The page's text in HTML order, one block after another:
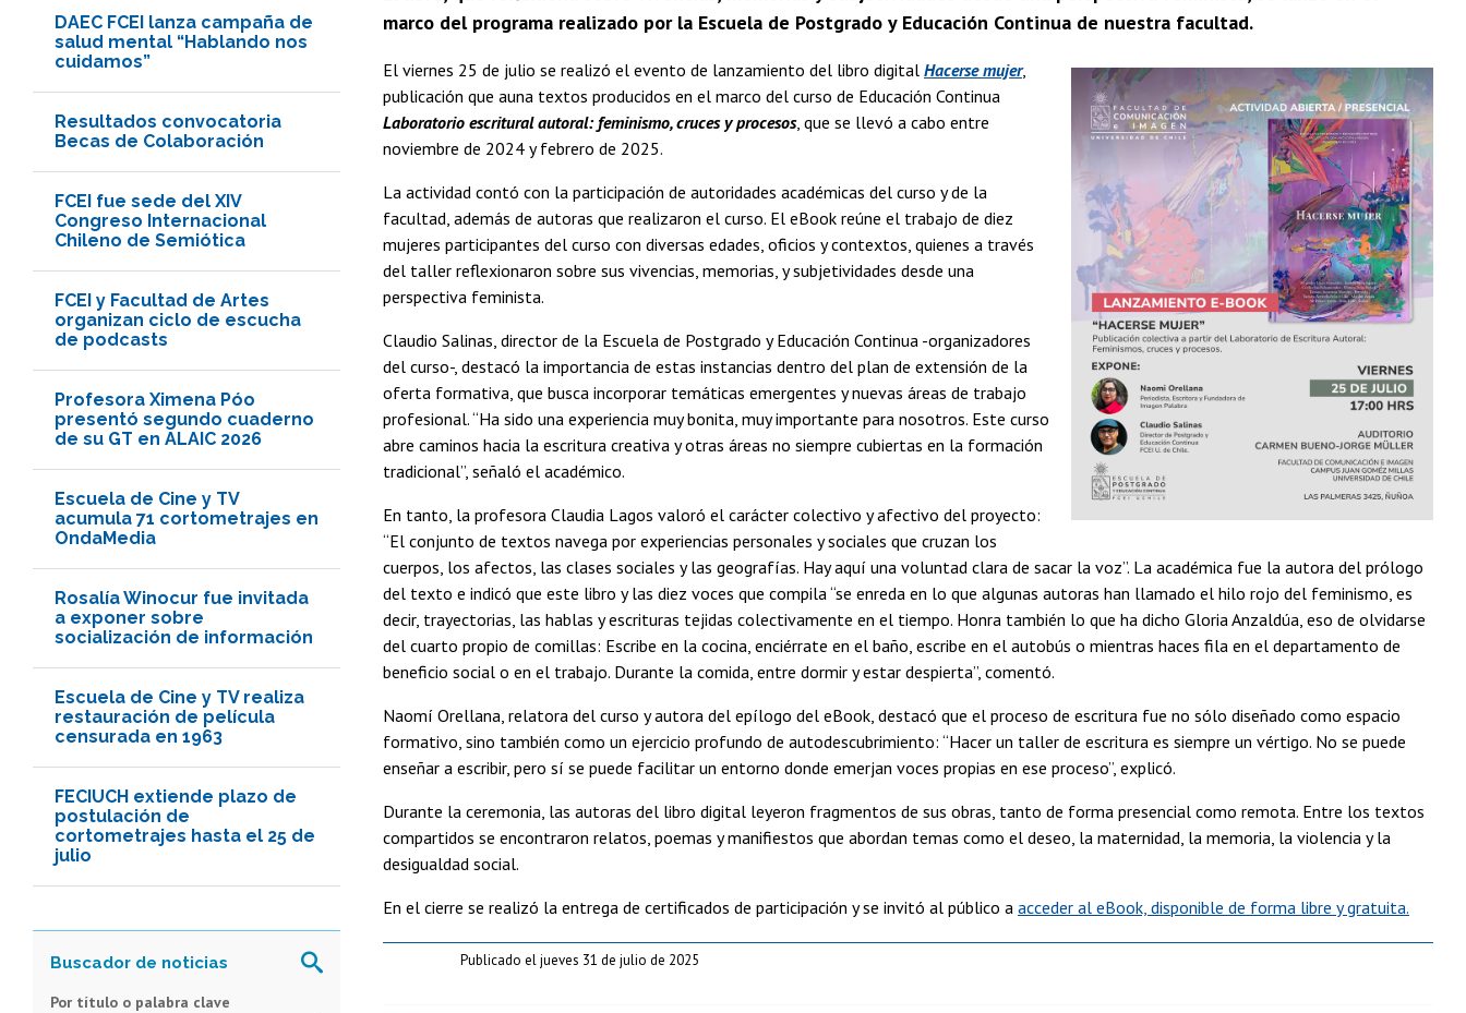
DAEC FCEI lanza campaña de
salud mental “Hablando nos
cuidamos”
Resultados convocatoria
Becas de Colaboración
FCEI fue sede del XIV
Congreso Internacional
Chileno de Semiótica
FCEI y Facultad de Artes
organizan ciclo de escucha
de podcasts
Profesora Ximena Póo
presentó segundo cuaderno
de su GT en ALAIC 2026
Escuela de Cine y TV
acumula 71 cortometrajes en
OndaMedia
Rosalía Winocur fue invitada
a exponer sobre
socialización de información
Escuela de Cine y TV realiza
restauración de película
censurada en 1963
FECIUCH extiende plazo de
postulación de
cortometrajes hasta el 25 de
julio
marco del programa realizado por la Escuela de Postgrado y Educación Continua de nuestra facultad.
El viernes 25 de julio se realizó el evento de lanzamiento del libro digital Hacerse mujer,
publicación que auna textos producidos en el marco del curso de Educación Continua
Laboratorio escritural autoral: feminismo, cruces y procesos, que se llevó a cabo entre
noviembre de 2024 y febrero de 2025.
La actividad contó con la participación de autoridades académicas del curso y de la
facultad, además de autoras que realizaron el curso. El eBook reúne el trabajo de diez
mujeres participantes del curso con diversas edades, oficios y contextos, quienes a través
del taller reflexionaron sobre sus vivencias, memorias, y subjetividades desde una
perspectiva feminista.
Claudio Salinas, director de la Escuela de Postgrado y Educación Continua -organizadores
del curso-, destacó la importancia de estas instancias dentro del plan de extensión de la
oferta formativa, que busca incorporar temáticas emergentes y nuevas áreas de trabajo
profesional. “Ha sido una experiencia muy bonita, muy importante para nosotros. Este curso
abre caminos hacia la escritura creativa y otras áreas no siempre cubiertas en la formación
tradicional”, señaló el académico.
En tanto, la profesora Claudia Lagos valoró el carácter colectivo y afectivo del proyecto:
“El conjunto de textos navega por experiencias personales y sociales que cruzan los
cuerpos, los afectos, las clases sociales y las geografías. Hay aquí una voluntad clara de sacar la voz”. La académica fue la autora del prólogo
del texto e indicó que este libro y las diez voces que compila “se enreda en lo que algunas autoras han llamado el hilo rojo del feminismo, es
decir, trayectorias, las hablas y escrituras tejidas colectivamente en el tiempo. Honra también lo que ha dicho Gloria Anzaldúa, eso de olvidarse
del cuarto propio de comillas: Escribe en la cocina, enciérrate en el baño, escribe en el autobús o mientras haces fila en el departamento de
beneficio social o en el trabajo. Durante la comida, entre dormir y estar despierta”, comentó.
Naomí Orellana, relatora del curso y autora del epílogo del eBook, destacó que el proceso de escritura fue no sólo diseñado como espacio
formativo, sino también como un ejercicio profundo de autodescubrimiento: “Hacer un taller de escritura es siempre un vértigo. No se puede
enseñar a escribir, pero sí se puede facilitar un entorno donde emerjan voces propias en ese proceso”, explicó.
Durante la ceremonia, las autoras del libro digital leyeron fragmentos de sus obras, tanto de forma presencial como remota. Entre los textos
compartidos se encontraron relatos, poemas y manifiestos que abordan temas como el deseo, la maternidad, la memoria, la violencia y la
desigualdad social.
En el cierre se realizó la entrega de certificados de participación y se invitó al público a acceder al eBook, disponible de forma libre y gratuita.
Publicado el jueves 31 de julio de 2025
Por título o palabra clave